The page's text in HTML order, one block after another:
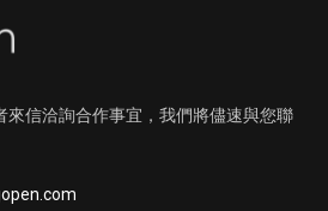
來信洽詢合作事宜，我們將儘速與您聯